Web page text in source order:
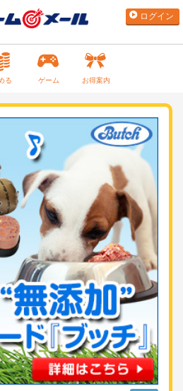
ログイン
る ゲーム お得案内